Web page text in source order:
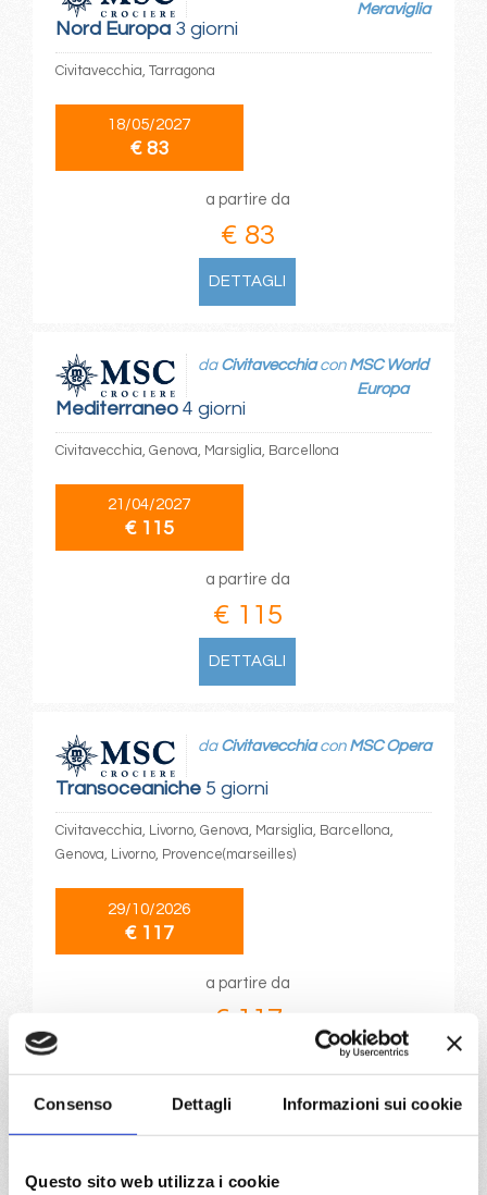
Consenso Dettagli Informazioni sui cookie
Questo sito web utilizza i cookie
Nord Europa3 giorni
Meraviglia
Civitavecchia, Tarragona
18/05/2027
€ 83
a partire da
€ 83
DETTAGLI
Mediterraneo4 giorni
da Civitavecchiacon MSC World
Europa
Civitavecchia, Genova, Marsiglia, Barcellona
21/04/2027
€ 115
a partire da
€ 115
DETTAGLI
Transoceaniche5 giorni
da Civitavecchiacon MSC Opera
Civitavecchia, Livorno, Genova, Marsiglia, Barcellona,
Genova, Livorno, Provence(marseilles)
29/10/2026
€ 117
a partire da
€ 117